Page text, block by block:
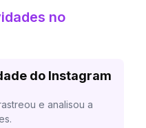
no
do Instagram
e analisou a